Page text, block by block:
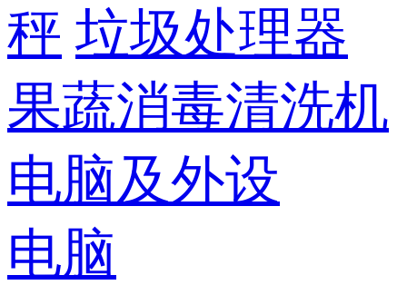
秤 垃圾处理器
果蔬消毒清洗机
电脑及外设
电脑